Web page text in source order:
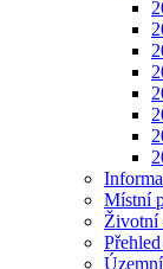
Místní
Životní